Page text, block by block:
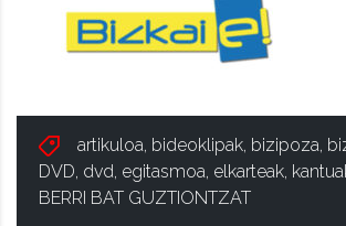
artikuloa, bideoklipak, bizipoza,
DVD, dvd, egitasmoa, elkarteak,
BERRI BAT GUZTIONTZAT